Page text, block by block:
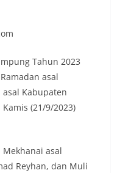
Tahun 2023
asal
Kabupaten
(21/9/2023)
asal
Reyhan, dan Muli